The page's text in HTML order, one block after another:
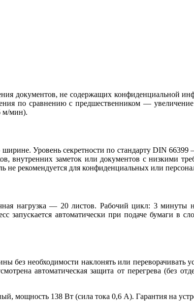
документов, не содержащих конфиденциальной
по сравнению с предшественником —
м/мин).
Уровень секретности по стандарту DIN
внутренних заметок или документов с низкими
не рекомендуется для конфиденциальных или
нагрузка — 20 листов. Рабочий цикл: 3 минуты
автоматически при подаче бумаги в
необходимости наклонять или переворачивать
автоматическая защита от перегрева (без
мощность 138 Вт (сила тока 0,6 А). Гарантия на